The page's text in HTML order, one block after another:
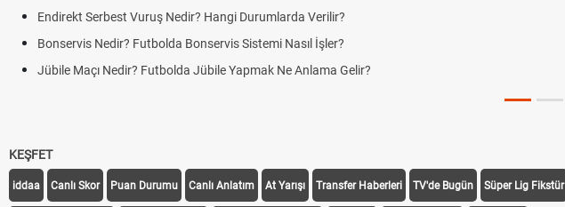
Endirekt Serbest Vuruş Nedir? Hangi Durumlarda Verilir?
Bonservis Nedir? Futbolda Bonservis Sistemi Nasıl İşler?
Jübile Maçı Nedir? Futbolda Jübile Yapmak Ne Anlama Gelir?
KEŞFET
iddaa Canlı Skor Puan Durumu Canlı Anlatım At Yarışı Transfer Haberleri TV'de Bugün Süper Lig Fikstür